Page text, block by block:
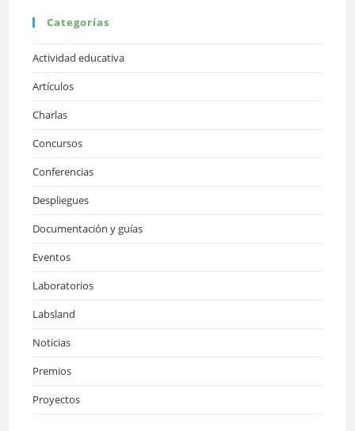
Categorías
Actividad educativa
Artículos
Charlas
Concursos
Conferencias
Despliegues
Documentación y guías
Eventos
Laboratorios
Labsland
Noticias
Premios
Proyectos